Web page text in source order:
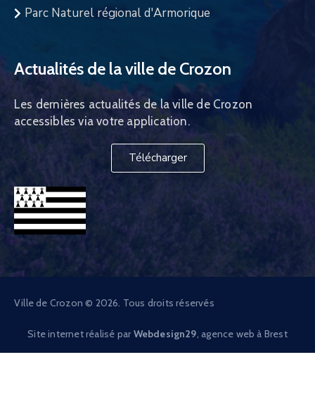
Parc Naturel régional d'Armorique
Actualités de la ville de Crozon
Les dernières actualités de la ville de Crozon
accessibles via votre application.
Télécharger
Ville de Crozon © 2026. Tous droits réservés
Site internet réalisé par Webdesign29 , agence web à Brest